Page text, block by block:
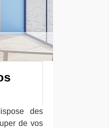
des
de vos